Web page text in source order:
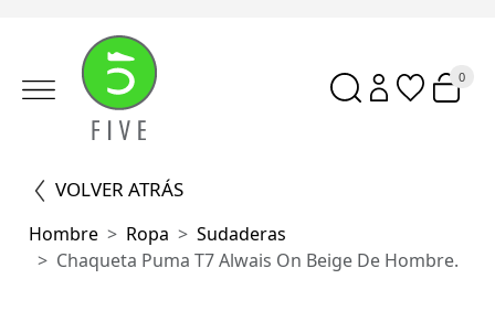
0
VOLVER ATRÁS
Hombre Ropa
Sudaderas
Chaqueta Puma T7 Alwais On Beige De Hombre.